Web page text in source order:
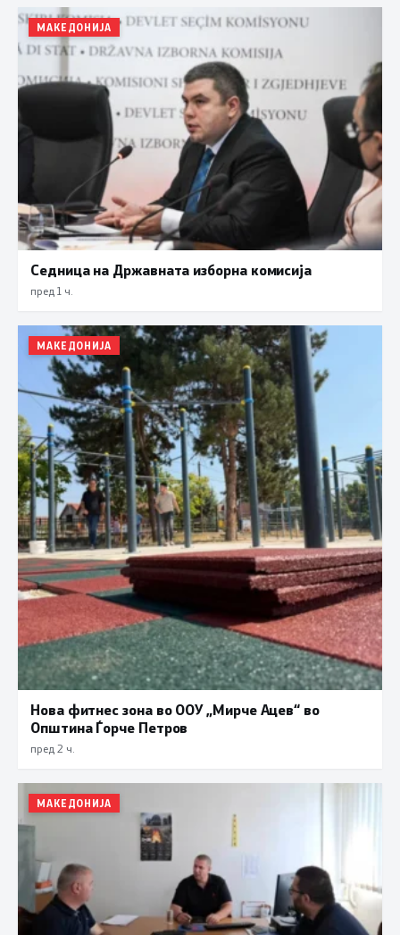
МАКЕДОНИЈА
Седница на Државната изборна комисија
пред 1 ч.
МАКЕДОНИЈА
Нова фитнес зона во ООУ „Мирче Ацев“ во
Општина Ѓорче Петров
пред 2 ч.
МАКЕДОНИЈА